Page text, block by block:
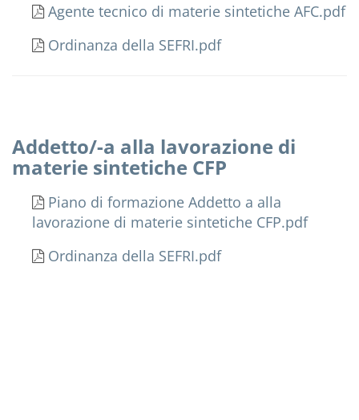
Agente tecnico di materie sintetiche AFC.pdf
Ordinanza della SEFRI.pdf
Addetto/-a alla lavorazione di
materie sintetiche CFP
Piano di formazione Addetto a alla
lavorazione di materie sintetiche CFP.pdf
Ordinanza della SEFRI.pdf